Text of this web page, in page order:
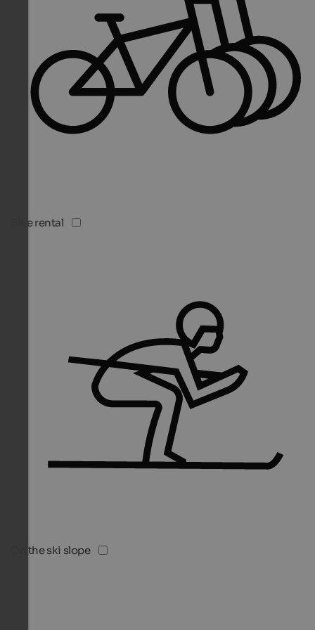
Bike rental
On the ski slope